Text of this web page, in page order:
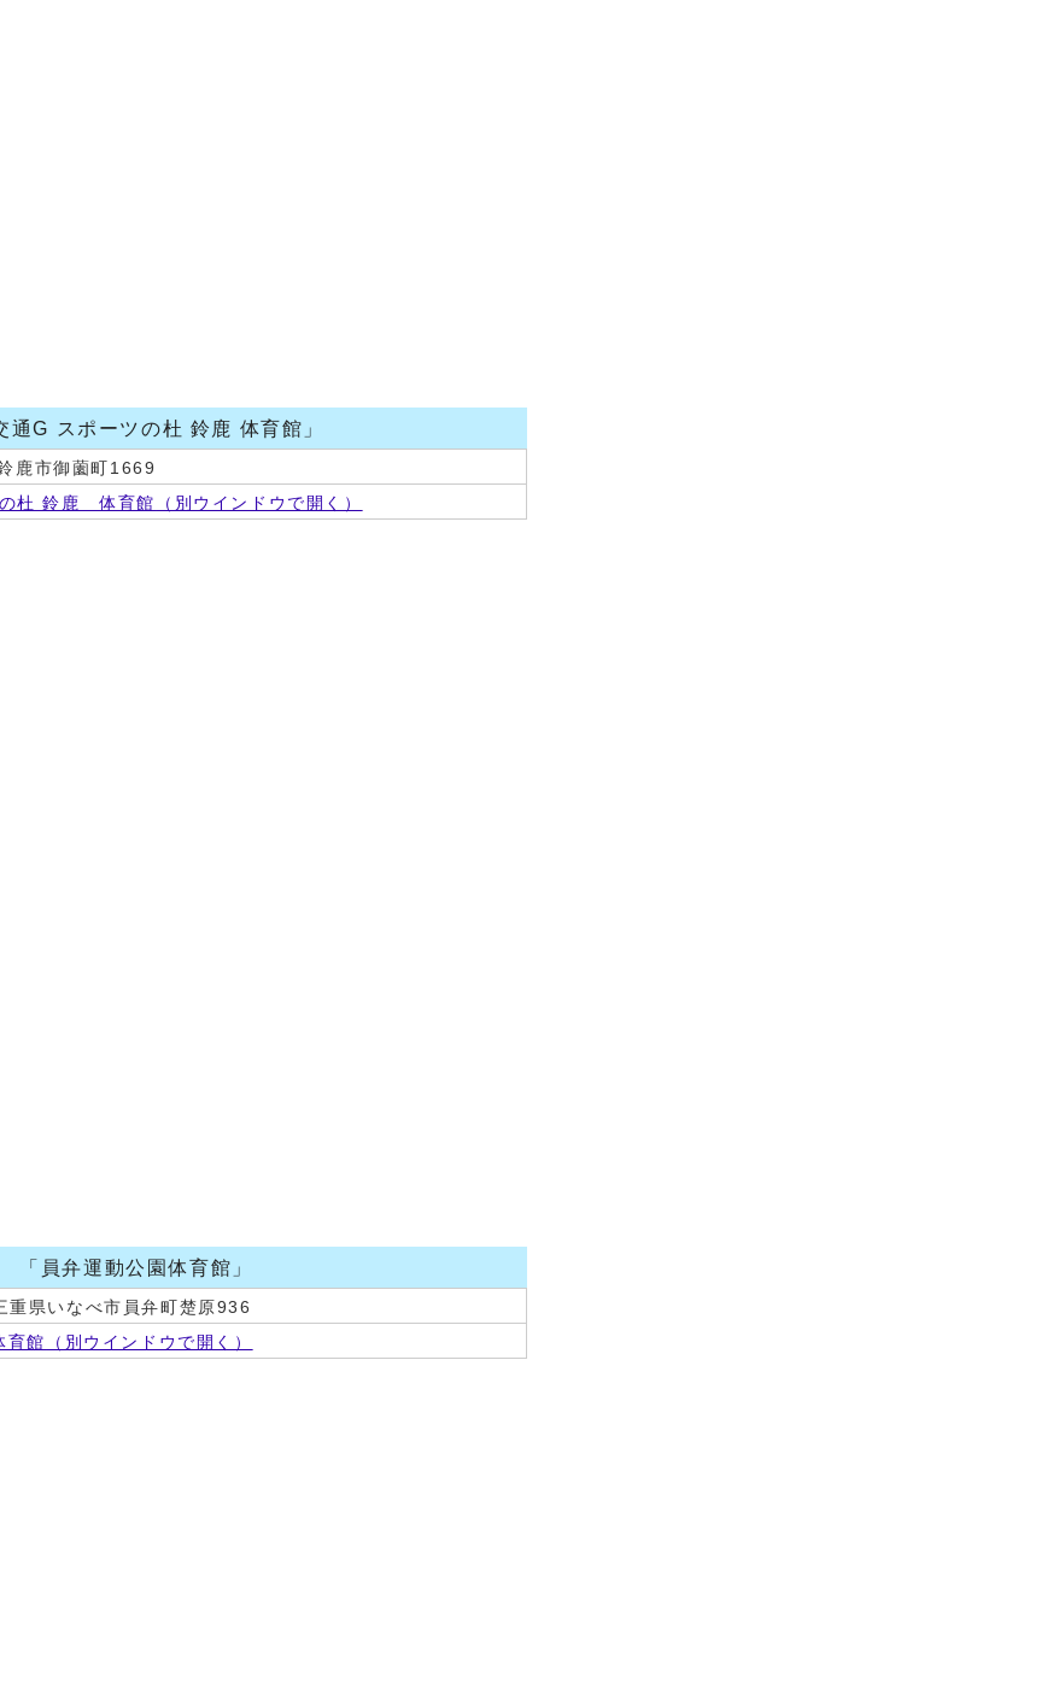
G スポーツの杜 鈴鹿 体育館」
鹿市御薗町1669
杜 鈴鹿 体育館 （別ウインドウで開く）
「員弁運動公園体育館」
県いなべ市員弁町楚原936
育館 （別ウインドウで開く）